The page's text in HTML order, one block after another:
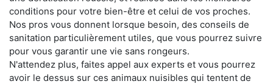
conditions pour votre bien-être et celui de vos proches.
Nos pros vous donnent lorsque besoin, des conseils de
sanitation particulièrement utiles, que vous pourrez suivre
pour vous garantir une vie sans rongeurs.
N'attendez plus, faites appel aux experts et vous pourrez
avoir le dessus sur ces animaux nuisibles qui tentent de